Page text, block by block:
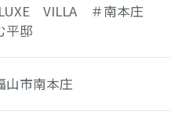
LUXE VILLA ＃南本庄
平邸
山市南本庄